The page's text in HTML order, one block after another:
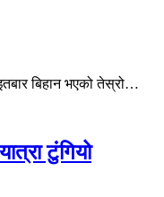
बिहान भएको तेस्रो…
टुंगियो